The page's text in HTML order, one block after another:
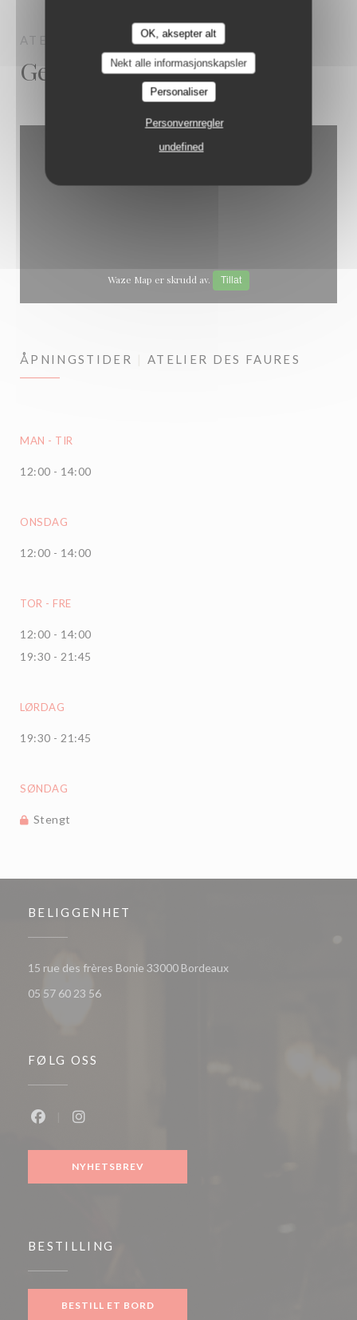
OK, aksepter alt
Nekt alle informasjonskapsler
Personaliser
Personvernregler
undefined
ATELIER DES FAURESBORDEAUX
Generell informasjon
Waze Map er skrudd av. Tillat
ÅPNINGSTIDER ATELIER DES FAURES
MAN - TIR
12:00 - 14:00
ONSDAG
12:00 - 14:00
TOR - FRE
12:00 - 14:00
19:30 - 21:45
LØRDAG
19:30 - 21:45
SØNDAG
Stengt
BELIGGENHET
15 rue des frères Bonie 33000 Bordeaux((åpner i et nytt vindu))
05 57 60 23 56
FØLG OSS
NYHETSBREV
BESTILLING
BESTILL ET BORD